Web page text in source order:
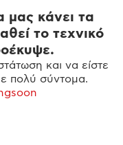
μας κάνει τα
το τεχνικό
και να είστε
πολύ σύντομα.